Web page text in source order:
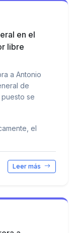
en el
libre
a Antonio
de
puesto se
el
Leer más